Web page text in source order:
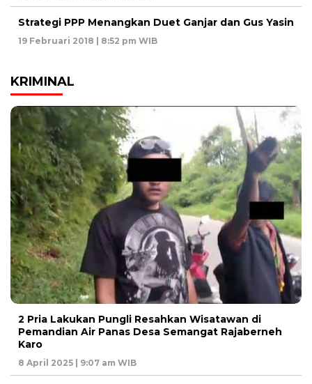
Strategi PPP Menangkan Duet Ganjar dan Gus Yasin
19 Februari 2018 | 8:52 pm WIB
KRIMINAL
2 Pria Lakukan Pungli Resahkan Wisatawan di
Pemandian Air Panas Desa Semangat Rajaberneh
Karo
8 April 2025 | 9:07 am WIB